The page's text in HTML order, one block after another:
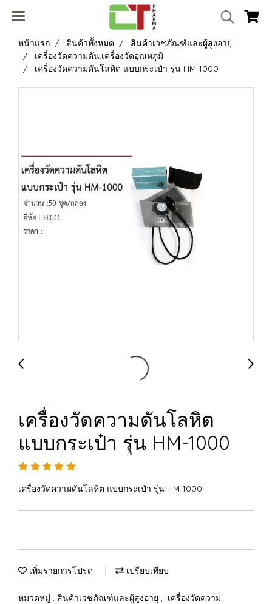
หน้าแรก สินค้าทั้งหมด
สินค้าเวชภัณฑ์และผู้สูงอายุ
เครื่องวัดความดัน,เครื่องวัดอุณหภูมิ
เครื่องวัดความดันโลหิต แบบกระเป๋า รุ่น HM-1000
เครื่องวัดความดันโลหิต
แบบกระเป๋า รุ่น HM-1000
เครื่องวัดความดันโลหิต แบบกระเป๋า รุ่น HM-1000
เพิ่มรายการโปรด เปรียบเทียบ
หมวดหมู่ : สินค้าเวชภัณฑ์และผู้สูงอายุ , เครื่องวัดความ